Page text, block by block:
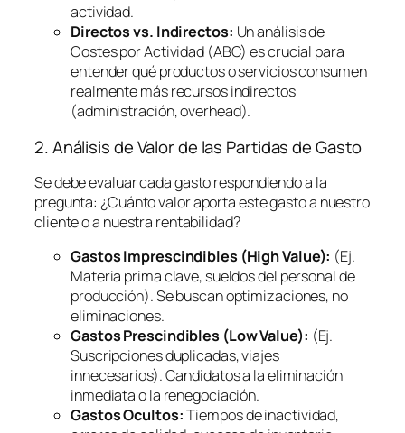
actividad.
Directos vs. Indirectos: Un análisis de
Costes por Actividad (ABC) es crucial para
entender qué productos o servicios consumen
realmente más recursos indirectos
(administración,overhead).
2. Análisis de Valor de las Partidas de Gasto
Se debe evaluar cada gasto respondiendo a la
pregunta: ¿Cuánto valor aporta este gasto a nuestro
cliente o a nuestra rentabilidad?
Gastos Imprescindibles (High Value): (Ej.
Materia prima clave, sueldos del personal de
producción). Se buscan optimizaciones, no
eliminaciones.
Gastos Prescindibles (Low Value): (Ej.
Suscripciones duplicadas, viajes
innecesarios). Candidatos a la eliminación
inmediata o la renegociación.
Gastos Ocultos:Tiempos de inactividad,